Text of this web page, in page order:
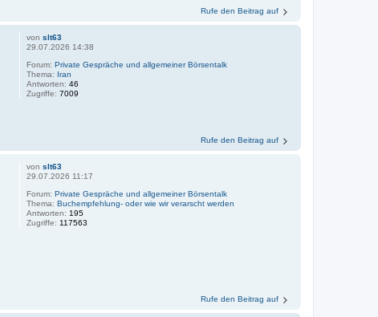
Rufe den Beitrag auf
vonslt63
29.07.2026 14:38
Forum:Private Gespräche und allgemeiner Börsentalk
Thema: Iran
Antworten:46
Zugriffe:7009
Rufe den Beitrag auf
vonslt63
29.07.2026 11:17
Forum:Private Gespräche und allgemeiner Börsentalk
Thema:Buchempfehlung- oder wie wir verarscht werden
Antworten: 195
Zugriffe: 117563
Rufe den Beitrag auf